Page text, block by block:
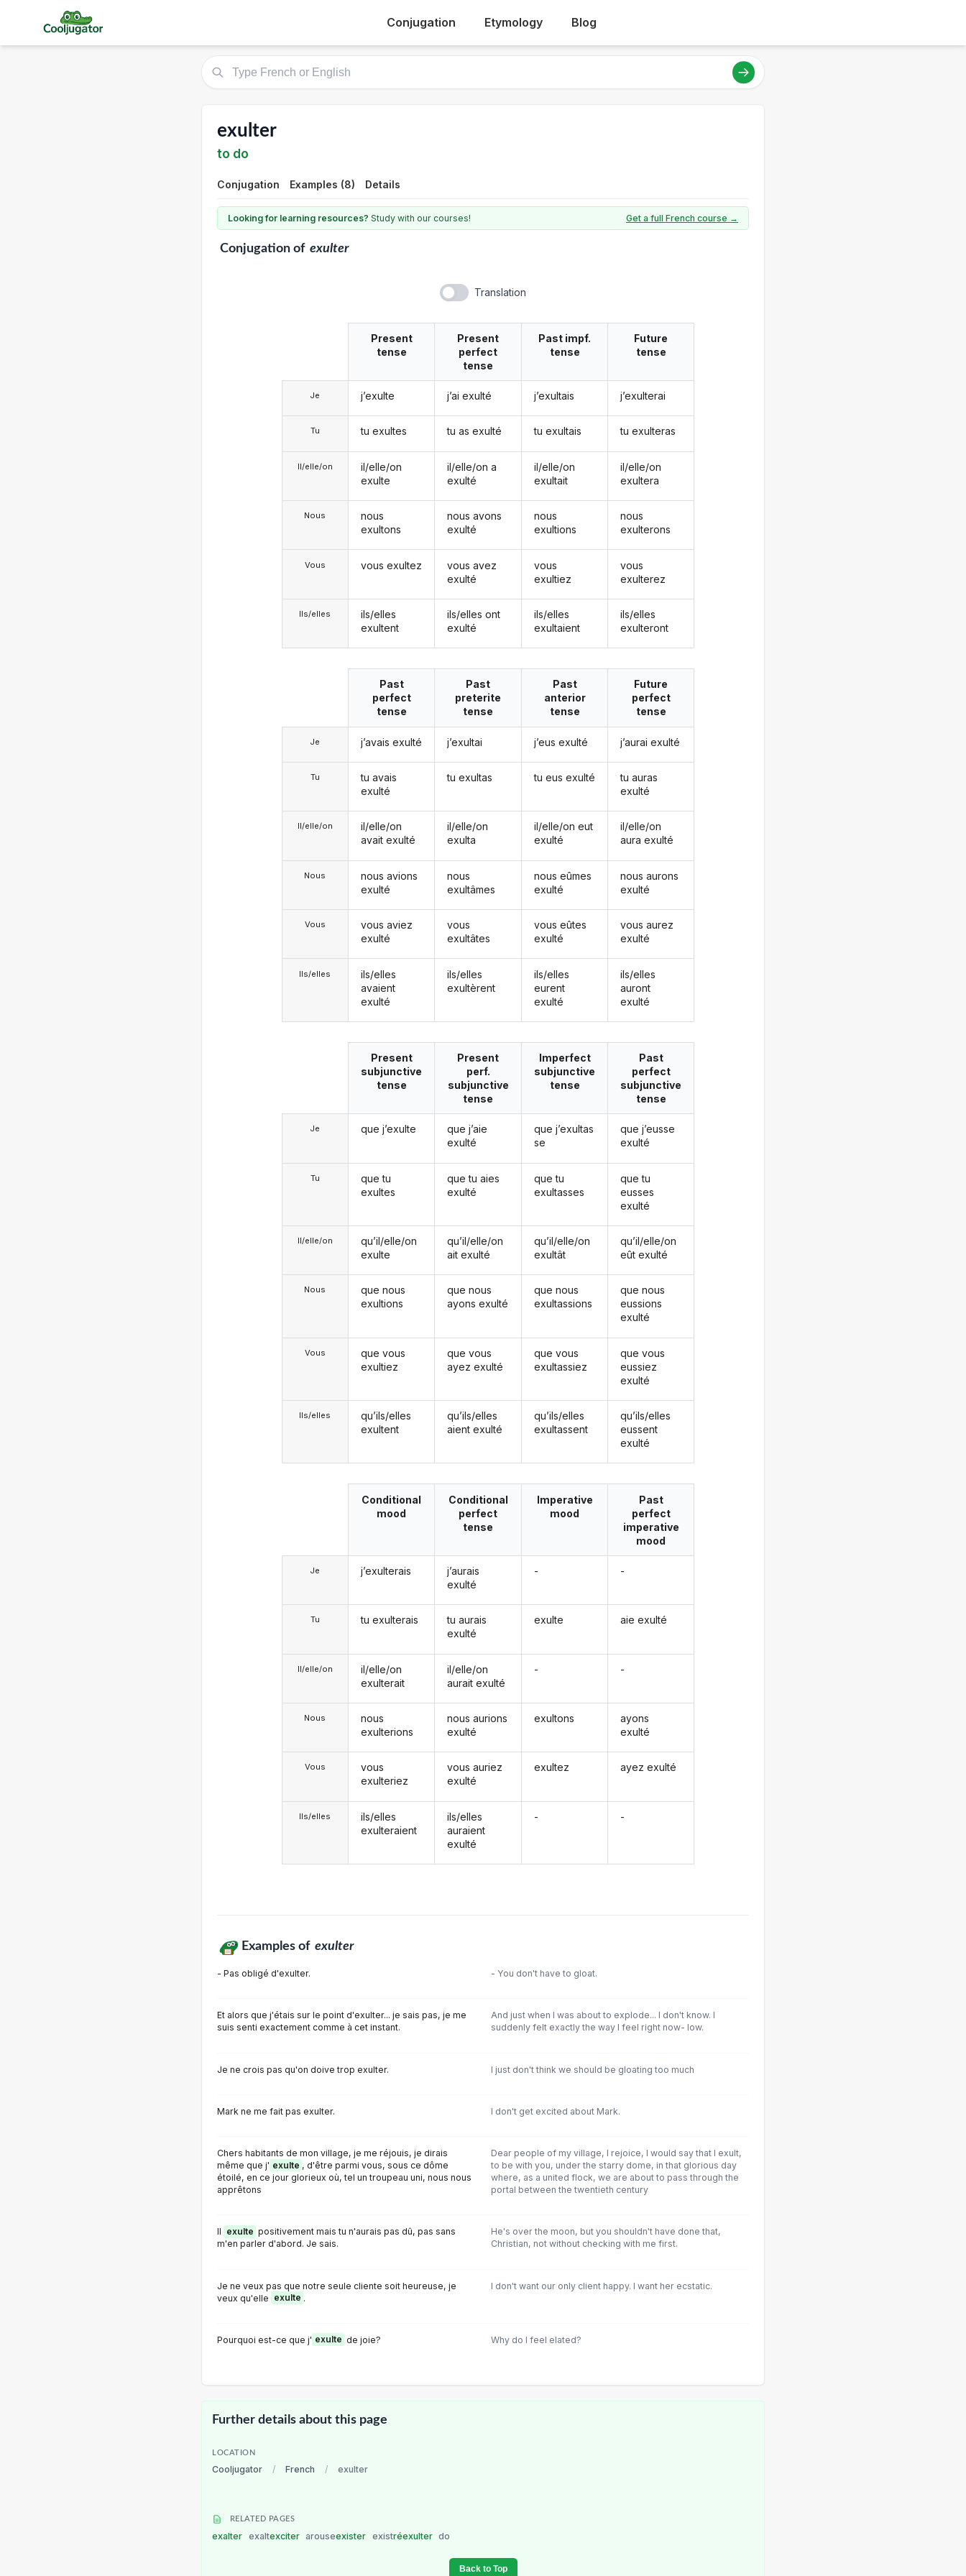
Conjugation Etymology Blog
exulter
to do
Conjugation Examples (8) Details
Looking for learning resources? Study with our courses! Get a full French course →
Conjugationof exulter
Translation
Je
Tu
Il/elle/on
Nous
Vous
Ils/elles
Present
tense
j’exulte
tu exultes
il/elle/on
exulte
nous
exultons
vous exultez
ils/elles
exultent
Present
perfect
tense
j’ai exulté
tu as exulté
il/elle/on a
exulté
nous avons
exulté
vous avez
exulté
ils/elles ont
exulté
Past impf.
tense
j’exultais
tu exultais
il/elle/on
exultait
nous
exultions
vous
exultiez
ils/elles
exultaient
Future
tense
j’exulterai
tu exulteras
il/elle/on
exultera
nous
exulterons
vous
exulterez
ils/elles
exulteront
Je
Tu
Il/elle/on
Nous
Vous
Ils/elles
Past
perfect
tense
j’avais exulté
tu avais
exulté
il/elle/on
avait exulté
nous avions
exulté
vous aviez
exulté
ils/elles
avaient
exulté
Past
preterite
tense
j’exultai
tu exultas
il/elle/on
exulta
nous
exultâmes
vous
exultâtes
ils/elles
exultèrent
Past
anterior
tense
j’eus exulté
tu eus exulté
il/elle/on eut
exulté
nous eûmes
exulté
vous eûtes
exulté
ils/elles
eurent
exulté
Future
perfect
tense
j’aurai exulté
tu auras
exulté
il/elle/on
aura exulté
nous aurons
exulté
vous aurez
exulté
ils/elles
auront
exulté
Je
Tu
Il/elle/on
Nous
Vous
Ils/elles
Present
subjunctive
tense
que j’exulte
que tu
exultes
qu’il/elle/on
exulte
que nous
exultions
que vous
exultiez
qu’ils/elles
exultent
Present
perf.
subjunctive
tense
que j’aie
exulté
que tu aies
exulté
qu’il/elle/on
ait exulté
que nous
ayons exulté
que vous
ayez exulté
qu’ils/elles
aient exulté
Imperfect
subjunctive
tense
que j’exultas
se
que tu
exultasses
qu’il/elle/on
exultât
que nous
exultassions
que vous
exultassiez
qu’ils/elles
exultassent
Past
perfect
subjunctive
tense
que j’eusse
exulté
que tu
eusses
exulté
qu’il/elle/on
eût exulté
que nous
eussions
exulté
que vous
eussiez
exulté
qu’ils/elles
eussent
exulté
Je
Tu
Il/elle/on
Nous
Vous
Ils/elles
Conditional
mood
j’exulterais
tu exulterais
il/elle/on
exulterait
nous
exulterions
vous
exulteriez
ils/elles
exulteraient
Conditional
perfect
tense
j’aurais
exulté
tu aurais
exulté
il/elle/on
aurait exulté
nous aurions
exulté
vous auriez
exulté
ils/elles
auraient
exulté
Imperative
mood
-
exulte
-
exultons
exultez
-
Past
perfect
imperative
mood
-
aie exulté
-
ayons
exulté
ayez exulté
-
Examples of exulter
- Pas obligé d'exulter. - You don't have to gloat.
Et alors que j'étais sur le point d'exulter... je sais pas, je me
suis senti exactement comme à cet instant.
And just when I was about to explode... I don't know. I
suddenly felt exactly the way I feel right now- low.
Je ne crois pas qu'on doive trop exulter. I just don't think we should be gloating too much
Mark ne me fait pas exulter. I don't get excited about Mark.
Chers habitants de mon village, je me réjouis, je dirais
même que j' exulte , d'être parmi vous, sous ce dôme
étoilé, en ce jour glorieux où, tel un troupeau uni, nous nous
apprêtons
Dear people of my village, I rejoice, I would say that I exult,
to be with you, under the starry dome, in that glorious day
where, as a united flock, we are about to pass through the
portal between the twentieth century
Il exulte positivement mais tu n'aurais pas dû, pas sans
m'en parler d'abord. Je sais.
He's over the moon, but you shouldn't have done that,
Christian, not without checking with me first.
Je ne veux pas que notre seule cliente soit heureuse, je
veux qu'elle exulte .
I don't want our only client happy. I want her ecstatic.
Pourquoi est-ce que j' exulte de joie? Why do I feel elated?
Further details about this page
LOCATION
Cooljugator / French / exulter
RELATED PAGES
exalter exaltexciter arouseexister existréexulter do
Back to Top